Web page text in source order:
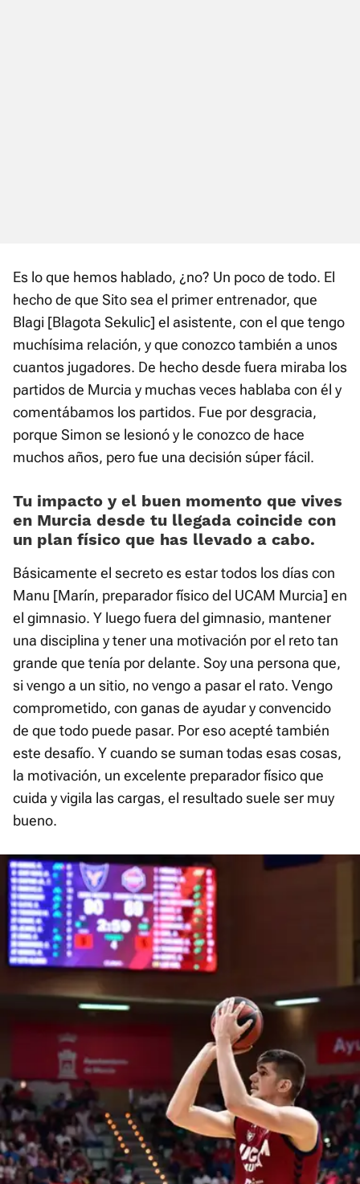
Es lo que hemos hablado, ¿no? Un poco de todo. El
hecho de que Sito sea el primer entrenador, que
Blagi [Blagota Sekulic] el asistente, con el que tengo
muchísima relación, y que conozco también a unos
cuantos jugadores. De hecho desde fuera miraba los
partidos de Murcia y muchas veces hablaba con él y
comentábamos los partidos. Fue por desgracia,
porque Simon se lesionó y le conozco de hace
muchos años, pero fue una decisión súper fácil.
Tu impacto y el buen momento que vives
en Murcia desde tu llegada coincide con
un plan físico que has llevado a cabo.
Básicamente el secreto es estar todos los días con
Manu [Marín, preparador físico del UCAM Murcia] en
el gimnasio. Y luego fuera del gimnasio, mantener
una disciplina y tener una motivación por el reto tan
grande que tenía por delante. Soy una persona que,
si vengo a un sitio, no vengo a pasar el rato. Vengo
comprometido, con ganas de ayudar y convencido
de que todo puede pasar. Por eso acepté también
este desafío. Y cuando se suman todas esas cosas,
la motivación, un excelente preparador físico que
cuida y vigila las cargas, el resultado suele ser muy
bueno.